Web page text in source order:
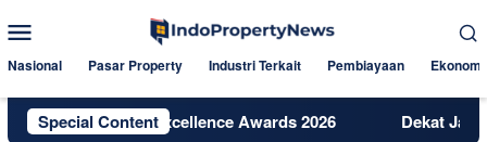
to
Menu
Nasional Pasar Property Industri Terkait Pembiayaan Ekonomi
Special Content
Digital Excellence Awards 2026 Dekat Jakarta dan